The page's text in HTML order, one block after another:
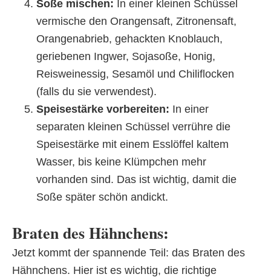
Soße mischen: In einer kleinen Schüssel
vermische den Orangensaft, Zitronensaft,
Orangenabrieb, gehackten Knoblauch,
geriebenen Ingwer, Sojasoße, Honig,
Reisweinessig, Sesamöl und Chiliflocken
(falls du sie verwendest).
Speisestärke vorbereiten: In einer
separaten kleinen Schüssel verrühre die
Speisestärke mit einem Esslöffel kaltem
Wasser, bis keine Klümpchen mehr
vorhanden sind. Das ist wichtig, damit die
Soße später schön andickt.
Braten des Hähnchens:
Jetzt kommt der spannende Teil: das Braten des
Hähnchens. Hier ist es wichtig, die richtige